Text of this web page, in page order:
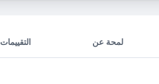
لمحة عن التقييمات